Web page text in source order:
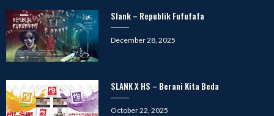
Slank – Republik Fufufafa
Posted
December 28, 2025
SLANK X HS – Berani Kita Beda
Posted
October 22, 2025